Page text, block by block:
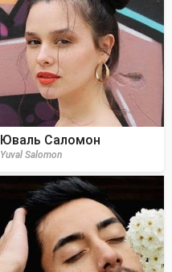
Юваль Саломон
Yuval Salomon